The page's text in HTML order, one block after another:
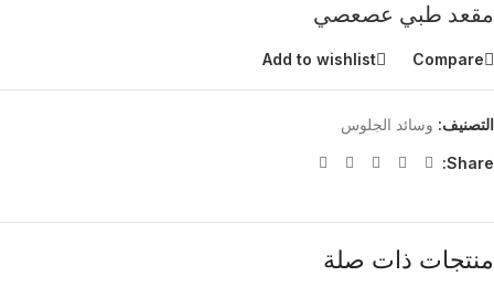
مقعد طبي عصعصي
Compare
Add to wishlist
التصنيف: وسائد الجلوس
Share:
منتجات ذات صلة